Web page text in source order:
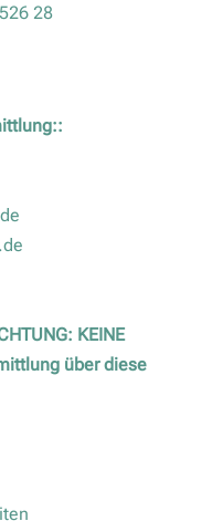
28
KEINE
über diese